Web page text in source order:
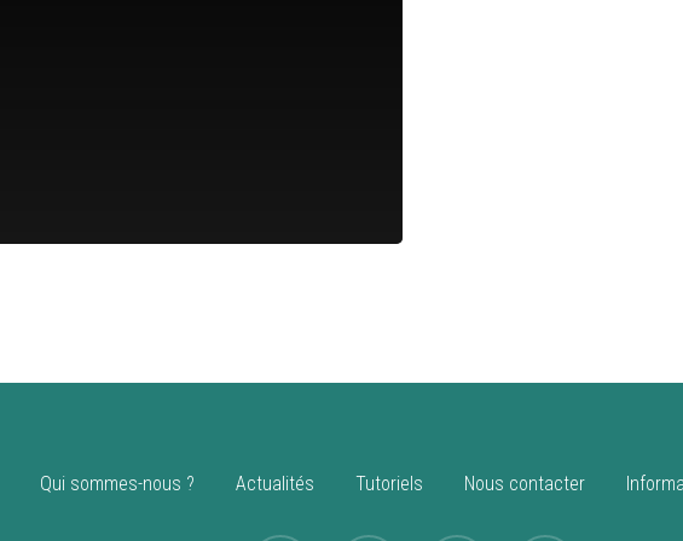
Qui sommes-nous ? Actualités Tutoriels Nous contacter